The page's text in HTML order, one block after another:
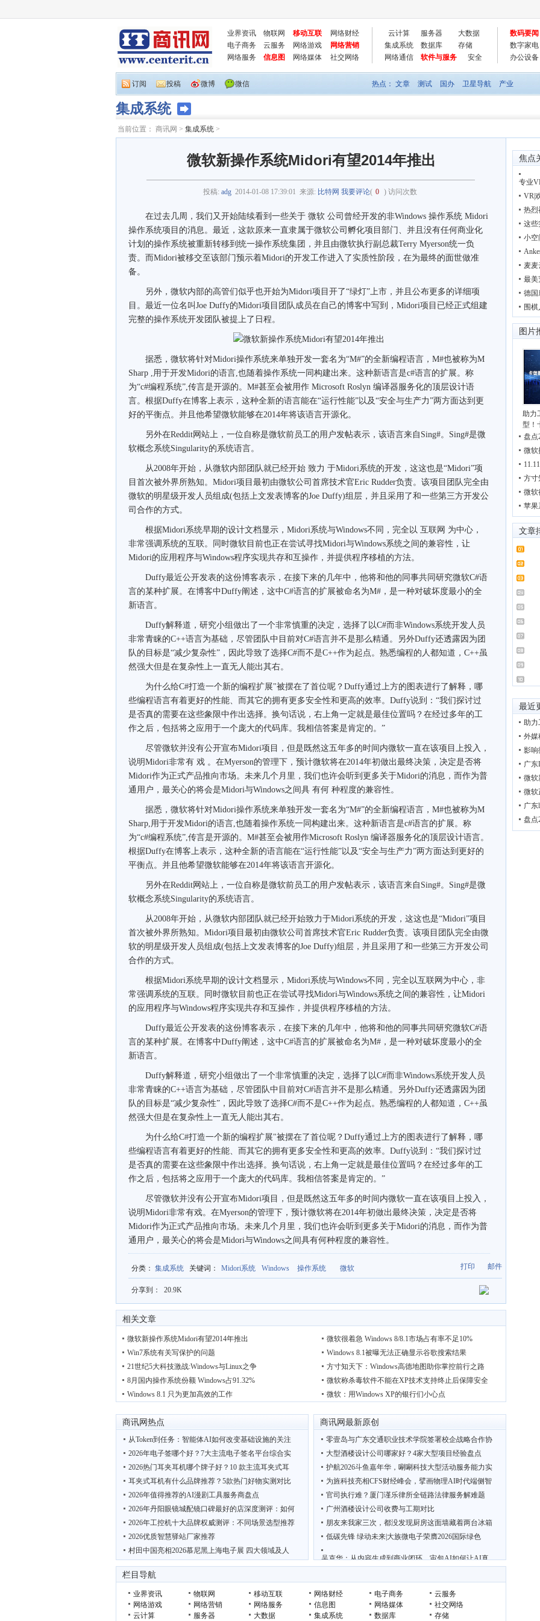
业界资讯 物联网 移动互联
网络财经
电子商务
云服务 网络游戏
网络营销
网络服务
信息图 网络媒体 社交网络
云计算 服务器
大数据
集成系统
数据库
存储
网络通信
软件与服务 安全
数码要闻
数字家电
办公设备
订阅 投稿 微博 微信 热点： 文章 测试 国办 卫星导航 产业
集成系统
当前位置： 商讯网 > 集成系统 >
微软新操作系统Midori有望2014年推出
投稿: adg 2014-01-08 17:39:01 来源: 比特网 我要评论( 0 ) 访问次数
在过去几周，我们又开始陆续看到一些关于 微软 公司曾经开发的非Windows 操作系统 Midori
操作系统项目的消息。最近，这款原来一直隶属于微软公司孵化项目部门、并且没有任何商业化
计划的操作系统被重新转移到统一操作系统集团，并且由微软执行副总裁Terry Myerson统一负
责。而Midori被移交至该部门预示着Midori的开发工作进入了实质性阶段，在为最终的面世做准
备。
另外，微软内部的高管们似乎也开始为Midori项目开了“绿灯”上市，并且公布更多的详细项
目。最近一位名叫Joe Duffy的Midori项目团队成员在自己的博客中写到，Midori项目已经正式组建
完整的操作系统开发团队被提上了日程。
据悉，微软将针对Midori操作系统来单独开发一套名为“M#”的全新编程语言，M#也被称为M
Sharp ,用于开发Midori的语言,也随着操作系统一同构建出来。这种新语言是c#语言的扩展。称
为“c#编程系统”,传言是开源的。M#甚至会被用作 Microsoft Roslyn 编译器服务化的顶层设计语
言。根据Duffy在博客上表示，这种全新的语言能在“运行性能”以及“安全与生产力”两方面达到更
好的平衡点。并且他希望微软能够在2014年将该语言开源化。
另外在Reddit网站上，一位自称是微软前员工的用户发帖表示，该语言来自Sing#。Sing#是微
软概念系统Singularity的系统语言。
从2008年开始，从微软内部团队就已经开始 致力 于Midori系统的开发，这这也是“Midori”项
目首次被外界所熟知。Midori项目最初由微软公司首席技术官Eric Rudder负责。该项目团队完全由
微软的明星级开发人员组成(包括上文发表博客的Joe Duffy)组层，并且采用了和一些第三方开发公
司合作的方式。
根据Midori系统早期的设计文档显示，Midori系统与Windows不同，完全以 互联网 为中心，
非常强调系统的互联。同时微软目前也正在尝试寻找Midori与Windows系统之间的兼容性，让
Midori的应用程序与Windows程序实现共存和互操作，并提供程序移植的方法。
Duffy最近公开发表的这份博客表示，在接下来的几年中，他将和他的同事共同研究微软C#语
言的某种扩展。在博客中Duffy阐述，这中C#语言的扩展被命名为M#，是一种对破坏度最小的全
新语言。
Duffy解释道，研究小组做出了一个非常慎重的决定，选择了以C#而非Windows系统开发人员
非常青睐的C++语言为基础，尽管团队中目前对C#语言并不是那么精通。另外Duffy还透露因为团
队的目标是“减少复杂性”，因此导致了选择C#而不是C++作为起点。熟悉编程的人都知道，C++虽
然强大但是在复杂性上一直无人能出其右。
为什么给C#打造一个新的编程扩展"被摆在了首位呢？Duffy通过上方的图表进行了解释，哪
些编程语言有着更好的性能、而其它的拥有更多安全性和更高的效率。Duffy说到：“我们探讨过
是否真的需要在这些象限中作出选择。换句话说，右上角一定就是最佳位置吗？在经过多年的工
作之后，包括将之应用于一个庞大的代码库。我相信答案是肯定的。”
尽管微软并没有公开宣布Midori项目，但是既然这五年多的时间内微软一直在该项目上投入，
说明Midori非常有 戏 。在Myerson的管理下，预计微软将在2014年初做出最终决策，决定是否将
Midori作为正式产品推向市场。未来几个月里，我们也许会听到更多关于Midori的消息，而作为普
通用户，最关心的将会是Midori与Windows之间具 有何 种程度的兼容性。
据悉，微软将针对Midori操作系统来单独开发一套名为“M#”的全新编程语言，M#也被称为M
Sharp,用于开发Midori的语言,也随着操作系统一同构建出来。这种新语言是c#语言的扩展。称
为“c#编程系统”,传言是开源的。M#甚至会被用作Microsoft Roslyn 编译器服务化的顶层设计语言。
根据Duffy在博客上表示，这种全新的语言能在“运行性能”以及“安全与生产力”两方面达到更好的
平衡点。并且他希望微软能够在2014年将该语言开源化。
另外在Reddit网站上，一位自称是微软前员工的用户发帖表示，该语言来自Sing#。Sing#是微
软概念系统Singularity的系统语言。
从2008年开始，从微软内部团队就已经开始致力于Midori系统的开发，这这也是“Midori”项目
首次被外界所熟知。Midori项目最初由微软公司首席技术官Eric Rudder负责。该项目团队完全由微
软的明星级开发人员组成(包括上文发表博客的Joe Duffy)组层，并且采用了和一些第三方开发公司
合作的方式。
根据Midori系统早期的设计文档显示，Midori系统与Windows不同，完全以互联网为中心，非
常强调系统的互联。同时微软目前也正在尝试寻找Midori与Windows系统之间的兼容性，让Midori
的应用程序与Windows程序实现共存和互操作，并提供程序移植的方法。
Duffy最近公开发表的这份博客表示，在接下来的几年中，他将和他的同事共同研究微软C#语
言的某种扩展。在博客中Duffy阐述，这中C#语言的扩展被命名为M#，是一种对破坏度最小的全
新语言。
Duffy解释道，研究小组做出了一个非常慎重的决定，选择了以C#而非Windows系统开发人员
非常青睐的C++语言为基础，尽管团队中目前对C#语言并不是那么精通。另外Duffy还透露因为团
队的目标是“减少复杂性”，因此导致了选择C#而不是C++作为起点。熟悉编程的人都知道，C++虽
然强大但是在复杂性上一直无人能出其右。
为什么给C#打造一个新的编程扩展"被摆在了首位呢？Duffy通过上方的图表进行了解释，哪
些编程语言有着更好的性能、而其它的拥有更多安全性和更高的效率。Duffy说到：“我们探讨过
是否真的需要在这些象限中作出选择。换句话说，右上角一定就是最佳位置吗？在经过多年的工
作之后，包括将之应用于一个庞大的代码库。我相信答案是肯定的。”
尽管微软并没有公开宣布Midori项目，但是既然这五年多的时间内微软一直在该项目上投入，
说明Midori非常有戏。在Myerson的管理下，预计微软将在2014年初做出最终决策，决定是否将
Midori作为正式产品推向市场。未来几个月里，我们也许会听到更多关于Midori的消息，而作为普
通用户，最关心的将会是Midori与Windows之间具有何种程度的兼容性。
分类 ： 集成系统 关键词 ： Midori系统 Windows 操作系统 微软 打印 邮件
分享到： 20.9K
相关文章
微软新操作系统Midori有望2014年推出
Win7系统有关写保护的问题
21世纪5大科技激战:Windows与Linux之争
8月国内操作系统份额 Windows占91.32%
Windows 8.1 只为更加高效的工作
微软很着急 Windows 8/8.1市场占有率不足10%
Windows 8.1被曝无法正确显示谷歌搜索结果
方寸知天下：Windows高德地图助你掌控前行之路
微软称杀毒软件不能在XP技术支持终止后保障安全
微软：用Windows XP的银行们小心点
商讯网热点
从Token到任务：智能体AI如何改变基础设施的关注
2026年电子签哪个好？7大主流电子签名平台综合实
2026热门耳夹耳机哪个牌子好？10 款主流耳夹式耳
耳夹式耳机有什么品牌推荐？5款热门好物实测对比
2026年值得推荐的AI漫剧工具服务商盘点
2026年丹阳眼镜城配镜口碑最好的店深度测评：如何
2026年工控机十大品牌权威测评：不同场景选型推荐
2026优质智慧驿站厂家推荐
村田中国亮相2026慕尼黑上海电子展 四大领域及人
“鲜”动羊城 西安 周至携猕猴桃电商项目亮相广
商讯网最新原创
零壹岛与广东交通职业技术学院签署校企战略合作协
大型酒楼设计公司哪家好？4家大型项目经验盘点
护航2026斗鱼嘉年华，唰唰科技大型活动服务能力实
为旌科技亮相CFS财经峰会，擘画物理AI时代端侧智
官司执行难？厦门谨乐律所全链路法律服务解难题
广州酒楼设计公司收费与工期对比
朋友来我家三次，都没发现厨房这面墙藏着两台冰箱
低碳先锋 绿动未来|大族微电子荣膺2026国际绿色
吴克华：从内容生成到商业闭环，宙包AI如何让AI真
栏目导航
业界资讯 物联网 移动互联 网络财经 电子商务
云服务
网络游戏
网络营销 网络服务 信息图 网络媒体
社交网络
云计算
服务器 大数据 集成系统 数据库 存储
焦点
专业
VR|
热烈
这些
小
麦
最美
德国
围
图片
助力
型！
盘点
微软
方寸
微软
苹果
文章
最近
助力
外媒
影响
广
微软
微软
广
盘点